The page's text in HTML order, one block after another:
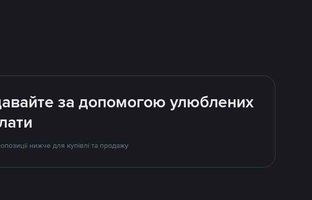
за допомогою улюблених
нижче для купівлі та продажу